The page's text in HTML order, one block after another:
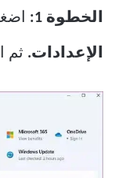
الخطوة 1:
الإعدادات. ثم